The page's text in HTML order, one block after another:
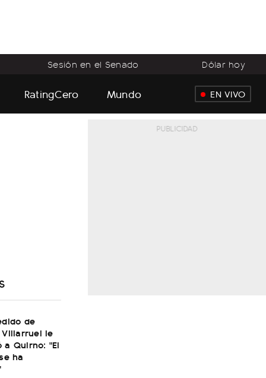
Sesión en el Senado Dólar hoy
RatingCero Mundo EN VIVO
de
le
a Quirno: "El
ha